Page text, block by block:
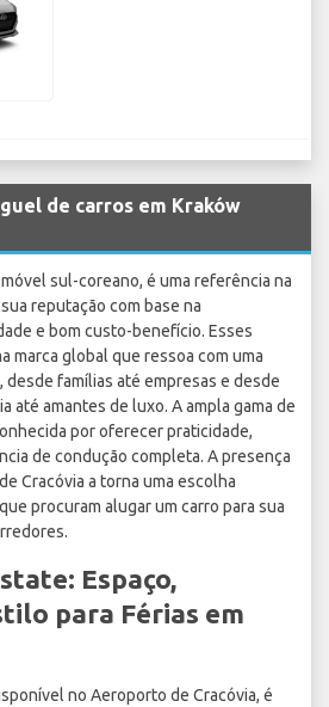
de carros em Kraków
sul-coreano, é uma referência na
reputação com base na
e bom custo-benefício. Esses
marca global que ressoa com uma
desde famílias até empresas e desde
até amantes de luxo. A ampla gama de
por oferecer praticidade,
de condução completa. A presença
Cracóvia a torna uma escolha
procuram alugar um carro para sua
Espaço,
para Férias em
no Aeroporto de Cracóvia, é